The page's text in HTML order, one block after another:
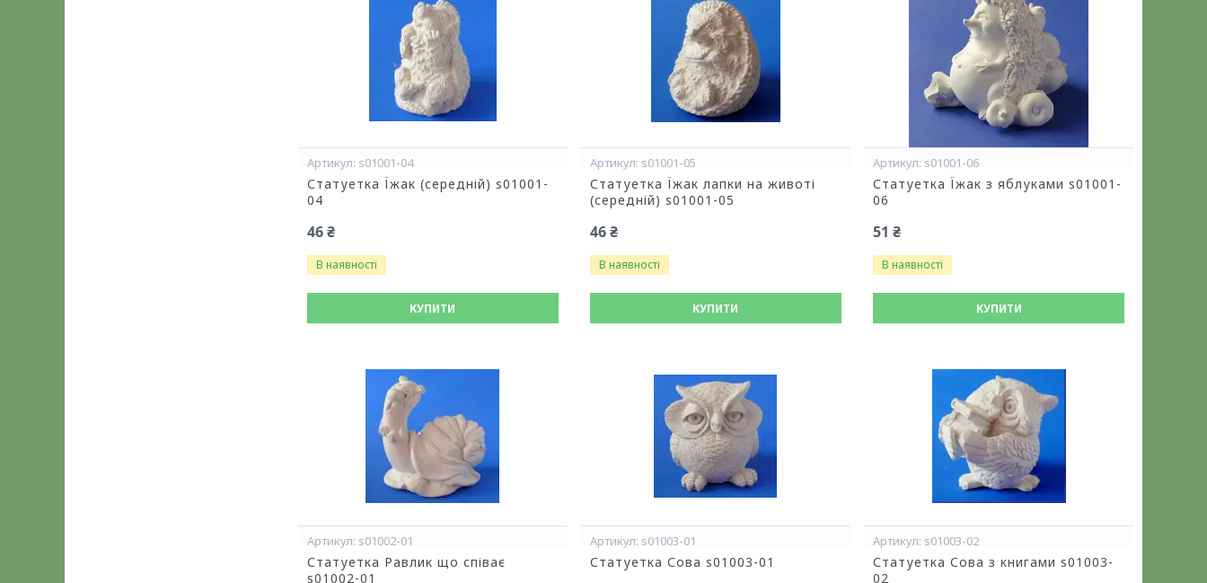
s01001-04
Статуетка Їжак (середній) s01001-
04
46 ₴
В наявності
КУПИТИ
s01001-05
Статуетка Їжак лапки на животі
(середній) s01001-05
46 ₴
В наявності
КУПИТИ
s01001-06
Статуетка Їжак з яблуками s01001-
06
51 ₴
В наявності
КУПИТИ
s01002-01
Статуетка Равлик що співає
s01002-01
s01003-01
Статуетка Сова s01003-01
s01003-02
Статуетка Сова з книгами s01003-
02